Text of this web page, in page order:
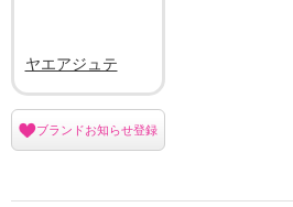
ヤエアジュテ
ブランドお知らせ登録